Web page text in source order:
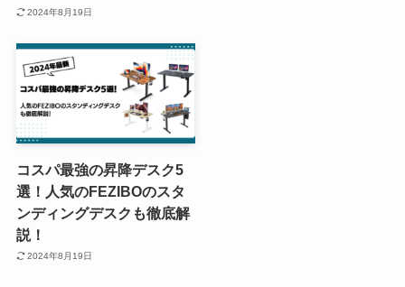
2024年8月19日
コスパ最強の昇降デスク5
選！人気のFEZIBOのスタ
ンディングデスクも徹底解
説！
2024年8月19日